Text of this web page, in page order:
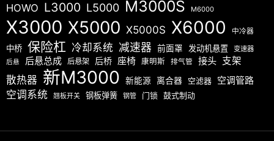
HOWO L3000 L5000 M3000S M6000
X3000 X5000 X5000S X6000 中冷器
中桥 保险杠 冷却系统 减速器 前面罩 发动机悬置 变速器
后悬 后悬总成 后悬架 后桥 座椅 康明斯 排气管 接头 支架
散热器 新M3000 新能源 离合器 空滤器 空调管路
空调系统 翘板开关 钢板弹簧 钢管 门锁 鼓式制动